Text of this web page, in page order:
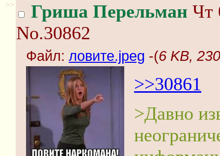
>> Гриша Перельман Чт
No.30862
Файл: ловите.jpeg -(6 KB,
>>30861
>Давно